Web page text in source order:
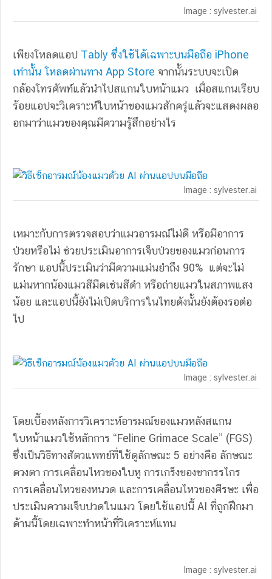
Image : sylvester.ai
เพียงโหลดแอป Tably ซึ่งใช้ได้เฉพาะบนมือถือ iPhone
เท่านั้น โหลดผ่านทาง App Store จากนั้นระบบจะเปิด
กล้องโทรศัพท์แล้วนำไปสแกนใบหน้าแมว เมื่อสแกนเรียบ
ร้อยแอปจะวิเคราะห์ใบหน้าของแมวสักครู่แล้วจะแสดงผลอ
อกมาว่าแมวของคุณมีความรู้สึกอย่างไร
Image : sylvester.ai
เหมาะกับการตรวจสอบว่าแมวอารมณ์ไม่ดี หรือมีอาการ
ป่วยหรือไม่ ช่วยประเมินอาการเจ็บป่วยของแมวก่อนการ
รักษา แอปนี้ประเมินว่ามีความแม่นยำถึง 90% แต่จะไม่
แม่นหากน้องแมวสีมืดเช่นสีดำ หรือถ่ายแมวในสภาพแสง
น้อย และแอปนี้ยังไม่เปิดบริการในไทยดังนั้นยังต้องรอต่อ
ไป
Image : sylvester.ai
โดยเบื้องหลังการวิเคราะห์อารมณ์ของแมวหลังสแกน
ใบหน้าแมวใช้หลักการ “Feline Grimace Scale” (FGS)
ซึ่งเป็นวิธีทางสัตวแพทย์ที่ใช้ดูลักษณะ 5 อย่างคือ ลักษณะ
ดวงตา การเคลื่อนไหวของใบหู การเกร็งของขากรรไกร
การเคลื่อนไหวของหนวด และการเคลื่อนไหวของศีรษะ เพื่อ
ประเมินความเจ็บปวดในแมว โดยใช้แอปนี้ AI ที่ถูกฝึกมา
ด้านนี้โดยเฉพาะทำหน้าที่วิเคราะห์แทน
Image : sylvester.ai